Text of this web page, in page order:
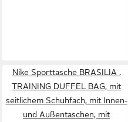
Nike Sporttasche BRASILIA .
TRAINING DUFFEL BAG, mit
seitlichem Schuhfach, mit Innen-
und Außentaschen, mit